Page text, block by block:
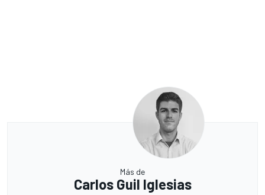
Más de
Carlos Guil Iglesias